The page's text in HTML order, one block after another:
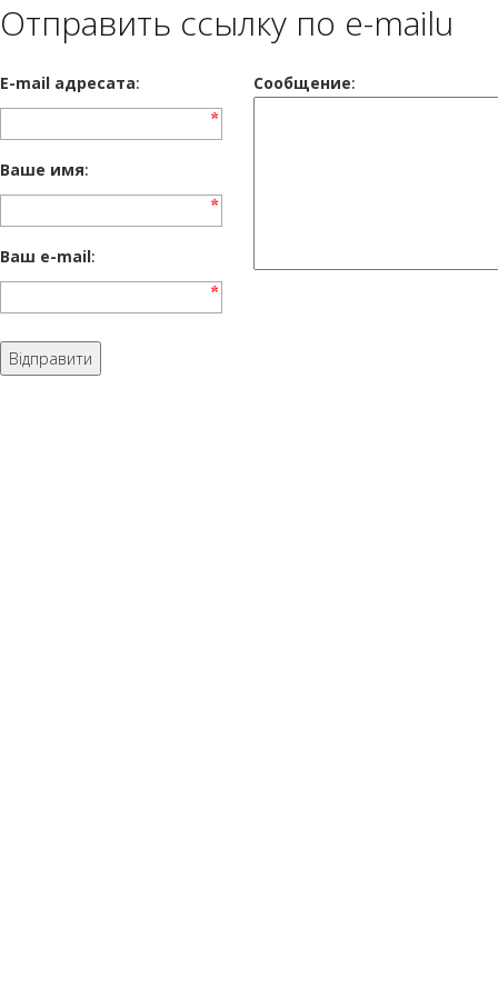
Отправить ссылку по e-mailu
E-mail адресата: Сообщение:
Ваше имя:
Ваш e-mail: